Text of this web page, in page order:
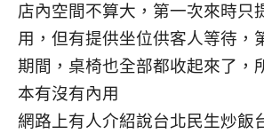
店內空間不算大，第一次來時只
用，但有提供坐位供客人等待，
期間，桌椅也全部都收起來了，
本有沒有內用
網路上有人介紹說台北民生炒飯